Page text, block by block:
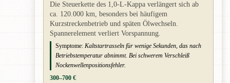
Die Steuerkette des 1,0-L-Kappa verlängert sich ab
ca. 120.000 km, besonders bei häufigem
Kurzstreckenbetrieb und späten Ölwechseln.
Spannerelement verliert Vorspannung.
Symptome: Kaltstartrasseln für wenige Sekunden, das nach
Betriebstemperatur abnimmt. Bei schwerem Verschleiß
Nockenwellenpositionsfehler.
300–700 €